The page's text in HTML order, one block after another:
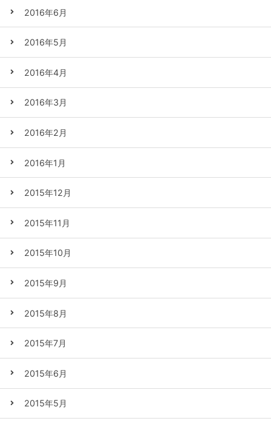
2016年6月
2016年5月
2016年4月
2016年3月
2016年2月
2016年1月
2015年12月
2015年11月
2015年10月
2015年9月
2015年8月
2015年7月
2015年6月
2015年5月